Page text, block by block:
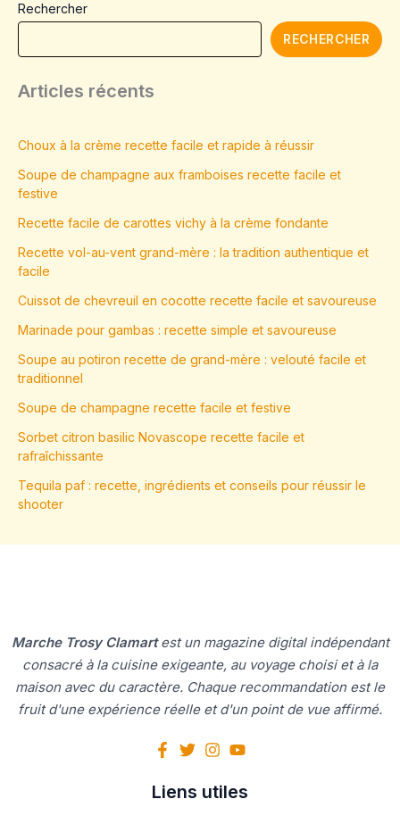
Rechercher
RECHERCHER
Articles récents
Choux à la crème recette facile et rapide à réussir
Soupe de champagne aux framboises recette facile et
festive
Recette facile de carottes vichy à la crème fondante
Recette vol-au-vent grand-mère : la tradition authentique et
facile
Cuissot de chevreuil en cocotte recette facile et savoureuse
Marinade pour gambas : recette simple et savoureuse
Soupe au potiron recette de grand-mère : velouté facile et
traditionnel
Soupe de champagne recette facile et festive
Sorbet citron basilic Novascope recette facile et
rafraîchissante
Tequila paf : recette, ingrédients et conseils pour réussir le
shooter
Marche Trosy Clamartest un magazine digital indépendant
consacré à la cuisine exigeante, au voyage choisi et à la
maison avec du caractère. Chaque recommandation est le
fruit d'une expérience réelle et d'un point de vue affirmé.
Liens utiles